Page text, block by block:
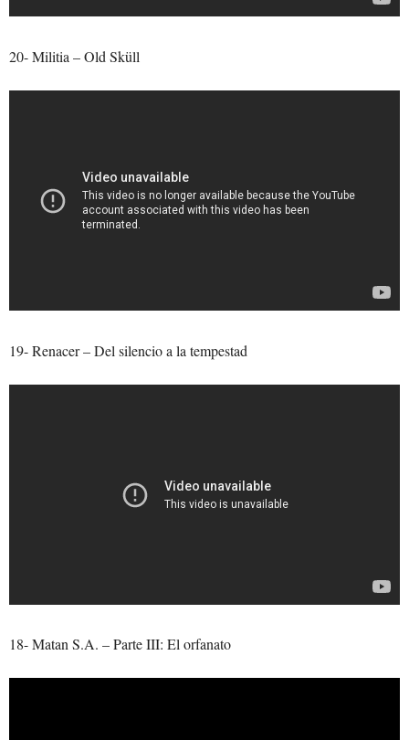
20- Militia – Old Sküll
19- Renacer – Del silencio a la tempestad
18- Matan S.A. – Parte III: El orfanato